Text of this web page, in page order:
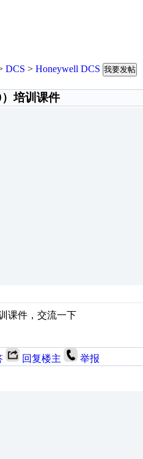
DCS > Honeywell DCS 我要发帖
培训课件
课件，交流一下
回复楼主 举报